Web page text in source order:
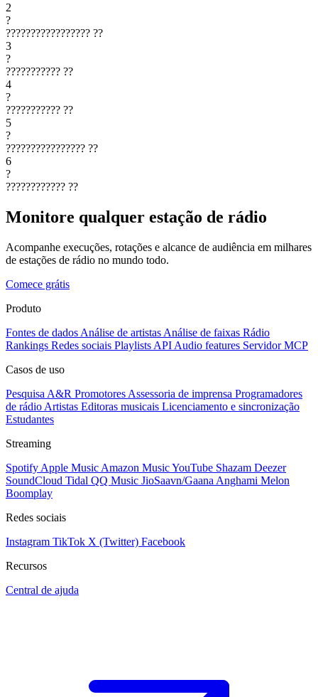
2
?
????????????????? ??
3
?
??????????? ??
4
?
??????????? ??
5
?
???????????????? ??
6
?
???????????? ??
Monitore qualquer estação de rádio
Acompanhe execuções, rotações e alcance de audiência em milhares
de estações de rádio no mundo todo.
Comece grátis
Produto
Fontes de dados Análise de artistas Análise de faixas Rádio
Rankings Redes sociais Playlists API Audio features Servidor MCP
Casos de uso
Pesquisa A&R Promotores Assessoria de imprensa Programadores
de rádio Artistas Editoras musicais Licenciamento e sincronização
Estudantes
Streaming
Spotify Apple Music Amazon MusicYouTube Shazam Deezer
SoundCloud Tidal QQ Music JioSaavn/Gaana Anghami Melon
Boomplay
Redes sociais
Instagram TikTok X (Twitter) Facebook
Recursos
Central de ajuda